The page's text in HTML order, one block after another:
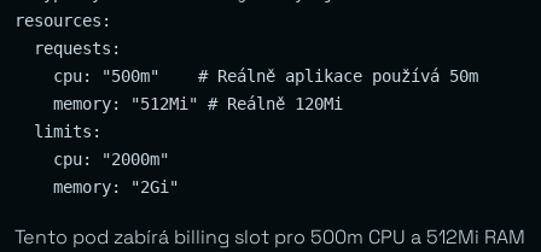
resources:
  requests:
    cpu: "500m"    # Reálně aplikace používá 50m
    memory: "512Mi" # Reálně 120Mi
  limits:
    cpu: "2000m"
Tento pod zabírá billing slot pro 500m CPU a 512Mi RAM